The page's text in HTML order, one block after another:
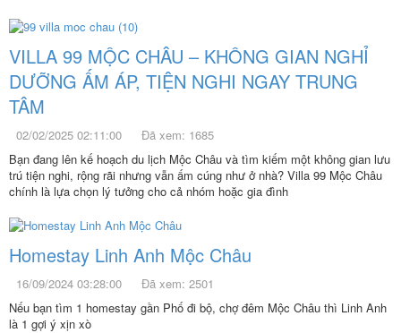
VILLA 99 MỘC CHÂU – KHÔNG GIAN NGHỈ
DƯỠNG ẤM ÁP, TIỆN NGHI NGAY TRUNG
TÂM
02/02/2025 02:11:00
Đã xem: 1685
Bạn đang lên kế hoạch du lịch Mộc Châu và tìm kiếm một không gian lưu
trú tiện nghi, rộng rãi nhưng vẫn ấm cúng như ở nhà? Villa 99 Mộc Châu
chính là lựa chọn lý tưởng cho cả nhóm hoặc gia đình
Homestay Linh Anh Mộc Châu
16/09/2024 03:28:00
Đã xem: 2501
Nếu bạn tìm 1 homestay gần Phố đi bộ, chợ đêm Mộc Châu thì Linh Anh
là 1 gợi ý xịn xò